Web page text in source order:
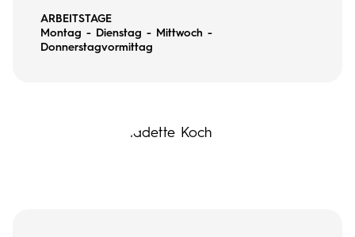
ARBEITSTAGE
Montag - Dienstag - Mittwoch -
Donnerstagvormittag